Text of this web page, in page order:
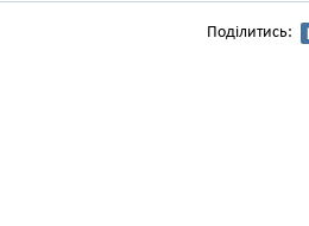
Поділитись: